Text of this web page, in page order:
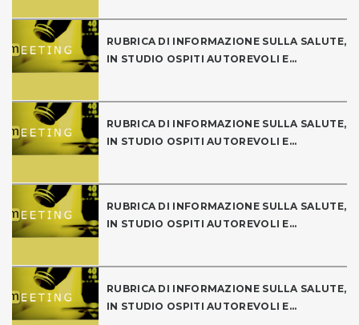
RUBRICA DI INFORMAZIONE SULLA SALUTE,
IN STUDIO OSPITI AUTOREVOLI E...
RUBRICA DI INFORMAZIONE SULLA SALUTE,
IN STUDIO OSPITI AUTOREVOLI E...
RUBRICA DI INFORMAZIONE SULLA SALUTE,
IN STUDIO OSPITI AUTOREVOLI E...
RUBRICA DI INFORMAZIONE SULLA SALUTE,
IN STUDIO OSPITI AUTOREVOLI E...